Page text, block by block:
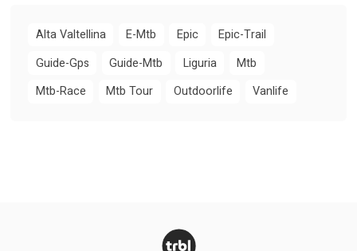
Alta Valtellina E-Mtb Epic
Epic-Trail
Guide-Gps
Guide-Mtb Liguria
Mtb
Mtb-Race
Mtb Tour Outdoorlife Vanlife